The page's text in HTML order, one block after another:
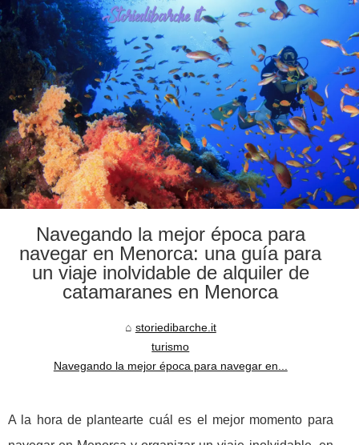
Navegando la mejor época para
navegar en Menorca: una guía para
un viaje inolvidable de alquiler de
catamaranes en Menorca
storiedibarche.it
turismo
Navegando la mejor época para navegar en...
A la hora de plantearte cuál es el mejor momento para